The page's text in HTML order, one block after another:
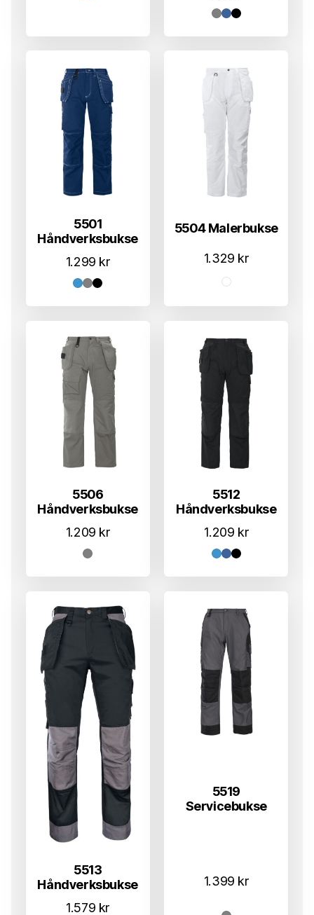
5501
Håndverksbukse
1.299 kr
5504 Malerbukse
1.329 kr
5506
Håndverksbukse
1.209 kr
5512
Håndverksbukse
1.209 kr
5513
Håndverksbukse
1.579 kr
5519
Servicebukse
1.399 kr